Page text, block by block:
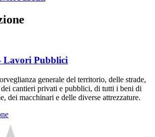
Lavori Pubblici
generale del territorio, delle strade,
cantieri privati e pubblici, di tutti i beni di
dei macchinari e delle diverse attrezzature.